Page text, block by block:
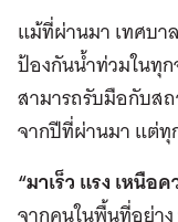
แม้ที่ผ่านมา เทศบา
ป้องกันน้ำท่วมในทุ
สามารถรับมือกับส
จากปีที่ผ่านมา แต่ทุ
“มาเร็ว แรง เหนือ